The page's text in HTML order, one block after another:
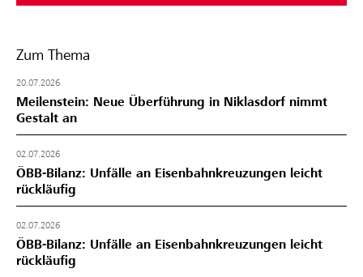
Zum Thema
20.07.2026
Meilenstein: Neue Überführung in Niklasdorf nimmt
Gestalt an
02.07.2026
ÖBB-Bilanz: Unfälle an Eisenbahnkreuzungen leicht
rückläufig
02.07.2026
ÖBB-Bilanz: Unfälle an Eisenbahnkreuzungen leicht
rückläufig